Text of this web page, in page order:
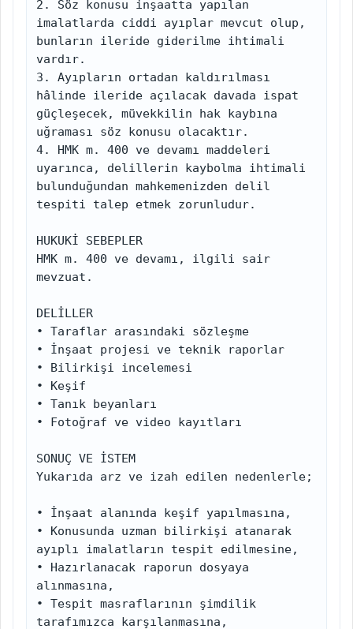
2. Söz konusu inşaatta yapılan
imalatlarda ciddi ayıplar mevcut olup,
bunların ileride giderilme ihtimali
vardır.
3. Ayıpların ortadan kaldırılması
hâlinde ileride açılacak davada ispat
güçleşecek, müvekkilin hak kaybına
uğraması söz konusu olacaktır.
4. HMK m. 400 ve devamı maddeleri
uyarınca, delillerin kaybolma ihtimali
bulunduğundan mahkemenizden delil
tespiti talep etmek zorunludur.
HUKUKİ SEBEPLER
HMK m. 400 ve devamı, ilgili sair
mevzuat.
DELİLLER
• Taraflar arasındaki sözleşme
• İnşaat projesi ve teknik raporlar
• Bilirkişi incelemesi
• Keşif
• Tanık beyanları
• Fotoğraf ve video kayıtları
SONUÇ VE İSTEM
Yukarıda arz ve izah edilen nedenlerle;
• İnşaat alanında keşif yapılmasına,
• Konusunda uzman bilirkişi atanarak
ayıplı imalatların tespit edilmesine,
• Hazırlanacak raporun dosyaya
alınmasına,
• Tespit masraflarının şimdilik
tarafımızca karşılanmasına,